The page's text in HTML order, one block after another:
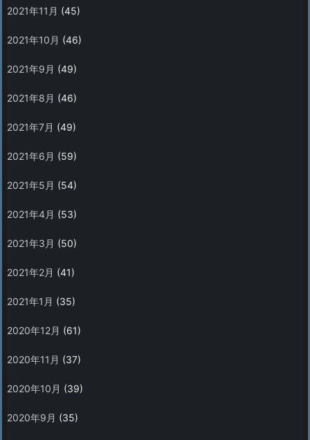
2021年11月 (45)
2021年10月 (46)
2021年9月 (49)
2021年8月 (46)
2021年7月 (49)
2021年6月 (59)
2021年5月 (54)
2021年4月 (53)
2021年3月 (50)
2021年2月 (41)
2021年1月 (35)
2020年12月 (61)
2020年11月 (37)
2020年10月 (39)
2020年9月 (35)